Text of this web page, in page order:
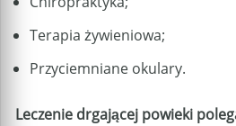
Terapia żywieniowa;
Przyciemniane okulary.
Leczenie drgającej powieki